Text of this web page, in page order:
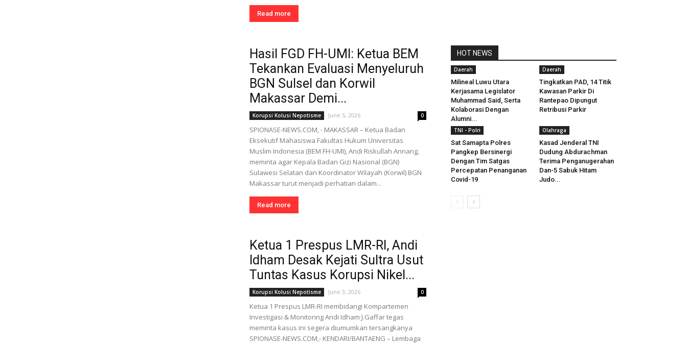
Read more
Hasil FGD FH-UMI: Ketua BEM
Tekankan Evaluasi Menyeluruh
BGN Sulsel dan Korwil
Makassar Demi...
Korupsi Kolusi Nepotisme June 5, 2026 0
SPIONASE-NEWS.COM, - MAKASSAR – Ketua Badan
Eksekutif Mahasiswa Fakultas Hukum Universitas
Muslim Indonesia (BEM FH-UMI), Andi Riskullah Annang,
meminta agar Kepala Badan Gizi Nasional (BGN)
Sulawesi Selatan dan Koordinator Wilayah (Korwil) BGN
Makassar turut menjadi perhatian dalam...
Read more
Ketua 1 Prespus LMR-RI, Andi
Idham Desak Kejati Sultra Usut
Tuntas Kasus Korupsi Nikel...
Korupsi Kolusi Nepotisme June 3, 2026 0
Ketua 1 Prespus LMR-RI membidangi Kompartemen
Investigasi & Monitoring Andi Idham J.Gaffar tegas
meminta kasus ini segera diumumkan tersangkanya
SPIONASE-NEWS.COM,- KENDARI/BANTAENG – Lembaga
HOT NEWS
Daerah
Milineal Luwu Utara
Kerjasama Legislator
Muhammad Said, Serta
Kolaborasi Dengan
Alumni...
Daerah
Tingkatkan PAD, 14 Titik
Kawasan Parkir Di
Rantepao Dipungut
Retribusi Parkir
TNI - Polri
Sat Samapta Polres
Pangkep Bersinergi
Dengan Tim Satgas
Percepatan Penanganan
Covid-19
Olahraga
Kasad Jenderal TNI
Dudung Abdurachman
Terima Penganugerahan
Dan-5 Sabuk Hitam
Judo...